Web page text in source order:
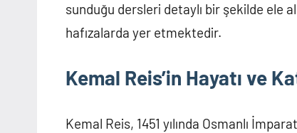
sunduğu dersleri detaylı bir şekilde ele
hafızalarda yer etmektedir.
Kemal Reis’in Hayatı ve
Kemal Reis, 1451 yılında Osmanlı